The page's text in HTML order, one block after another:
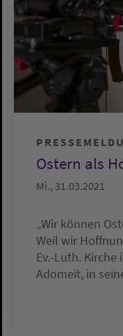
Ostern als
Mi., 31.03.2021
„Wir können
Weil wir
Ev.-Luth.
Adomeit, in